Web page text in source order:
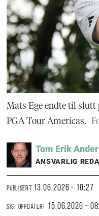
Mats Ege endte til slutt
PGA Tour Americas.
Tom Erik
ANSVARLIG
PUBLISERT 13.06.2026 - 10:27
SIST OPPDATERT 15.06.2026 -